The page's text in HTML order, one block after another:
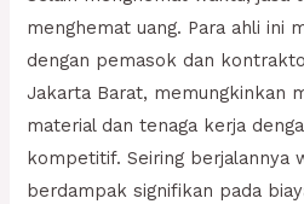
menghemat uang. Para ahli ini
dengan pemasok dan
Jakarta Barat, memungkinkan
material dan tenaga kerja
kompetitif. Seiring berjalannya
berdampak signifikan pada